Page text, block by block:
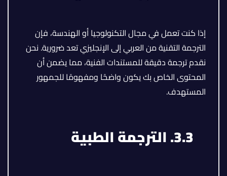
إذا كنت تعمل في مجال التكنولوجيا أو الهندسة، فإن
الترجمة التقنية من العربي إلى الإنجليزي تعد ضرورية. نحن
نقدم ترجمة دقيقة للمستندات الفنية، مما يضمن أن
المحتوى الخاص بك يكون واضحًا ومفهومًا للجمهور
المستهدف.